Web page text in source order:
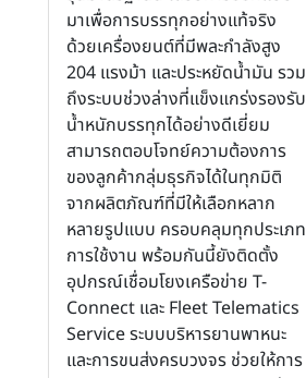
มาเพื่อการบรรทุกอย่างแท้จริง
ด้วยเครื่องยนต์ที่มีพละกำลังสูง
204 แรงม้า และประหยัดน้ำมัน รวม
ถึงระบบช่วงล่างที่แข็งแกร่งรองรับ
น้ำหนักบรรทุกได้อย่างดีเยี่ยม
สามารถตอบโจทย์ความต้องการ
ของลูกค้ากลุ่มธุรกิจได้ในทุกมิติ
จากผลิตภัณฑ์ที่มีให้เลือกหลาก
หลายรูปแบบ ครอบคลุมทุกประเภท
การใช้งาน พร้อมกันนี้ยังติดตั้ง
อุปกรณ์เชื่อมโยงเครือข่าย T-
Connect และ Fleet Telematics
Service ระบบบริหารยานพาหนะ
และการขนส่งครบวงจร ช่วยให้การ